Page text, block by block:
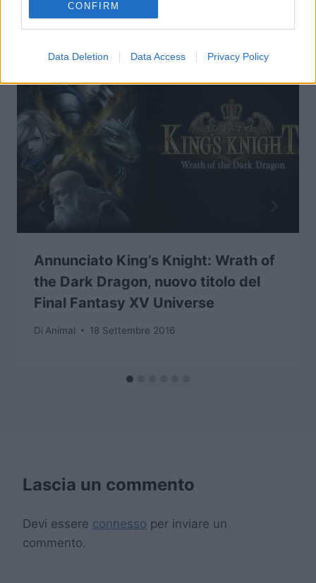
CONFIRM
Data Deletion Data Access Privacy Policy
Articoli simili
Annunciato King’s Knight: Wrath of
the Dark Dragon, nuovo titolo del
Final Fantasy XV Universe
Di Animal 18 Settembre 2016
Lascia un commento
Devi essere connesso per inviare un
commento.